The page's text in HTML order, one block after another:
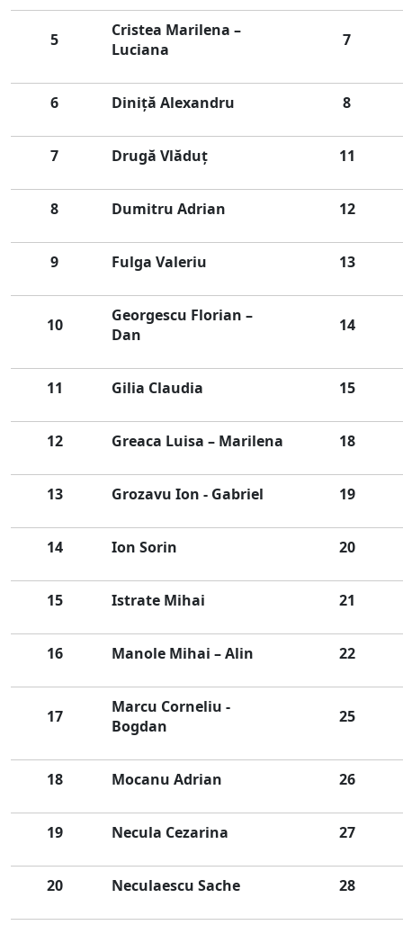
5
Cristea Marilena –
Luciana
7
6 Diniță Alexandru 8
7 Drugă Vlăduț 11
8 Dumitru Adrian 12
9 Fulga Valeriu 13
10
Georgescu Florian –
Dan
14
11 Gilia Claudia 15
12 Greaca Luisa – Marilena 18
13 Grozavu Ion - Gabriel 19
14 Ion Sorin 20
15 Istrate Mihai 21
16 Manole Mihai – Alin 22
17
Marcu Corneliu -
Bogdan
25
18 Mocanu Adrian 26
19 Necula Cezarina 27
20 Neculaescu Sache 28